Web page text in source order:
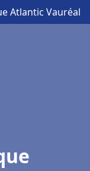
Atlantic Vauréal